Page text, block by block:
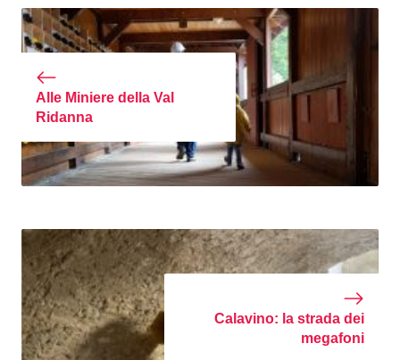
Alle Miniere della Val
Ridanna
Calavino: la strada dei
megafoni